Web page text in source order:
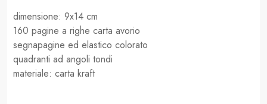
dimensione: 9x14 cm
160 pagine a righe carta avorio
segnapagine ed elastico colorato
quadranti ad angoli tondi
materiale: carta kraft